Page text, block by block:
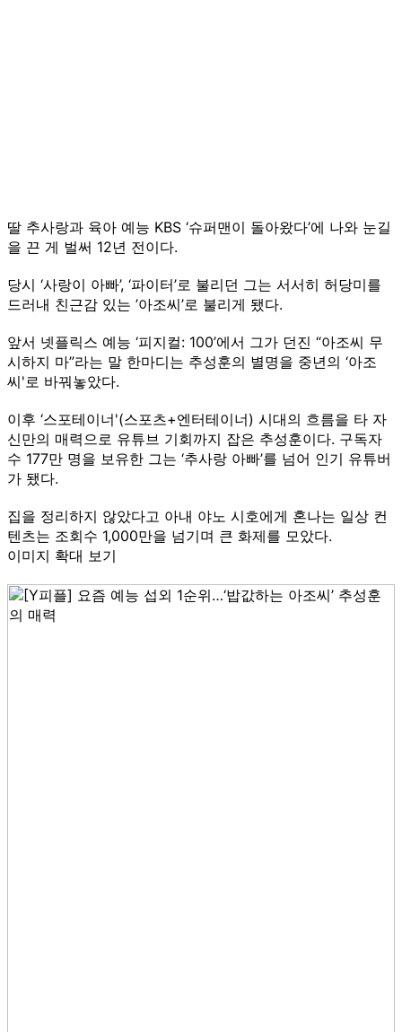
딸 추사랑과 육아 예능 KBS ‘슈퍼맨이 돌아왔다’에 나와 눈길
을 끈 게 벌써 12년 전이다.
당시 ‘사랑이 아빠’, ‘파이터’로 불리던 그는 서서히 허당미를
드러내 친근감 있는 ’아조씨’로 불리게 됐다.
앞서 넷플릭스 예능 ‘피지컬: 100’에서 그가 던진 “아조씨 무
시하지 마”라는 말 한마디는 추성훈의 별명을 중년의 ‘아조
씨'로 바꿔놓았다.
이후 ‘스포테이너'(스포츠+엔터테이너) 시대의 흐름을 타 자
신만의 매력으로 유튜브 기회까지 잡은 추성훈이다. 구독자
수 177만 명을 보유한 그는 ‘추사랑 아빠’를 넘어 인기 유튜버
가 됐다.
집을 정리하지 않았다고 아내 야노 시호에게 혼나는 일상 컨
텐츠는 조회수 1,000만을 넘기며 큰 화제를 모았다.
이미지 확대 보기